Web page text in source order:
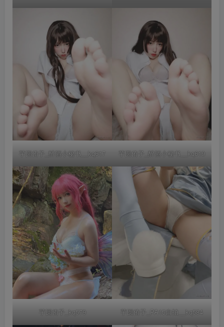
芋圆侑子_醉酒小秘书__kq617 芋圆侑子_醉酒小秘书__kq619
芋圆侑子_kq579 芋圆侑子_PA15自拍__kq584